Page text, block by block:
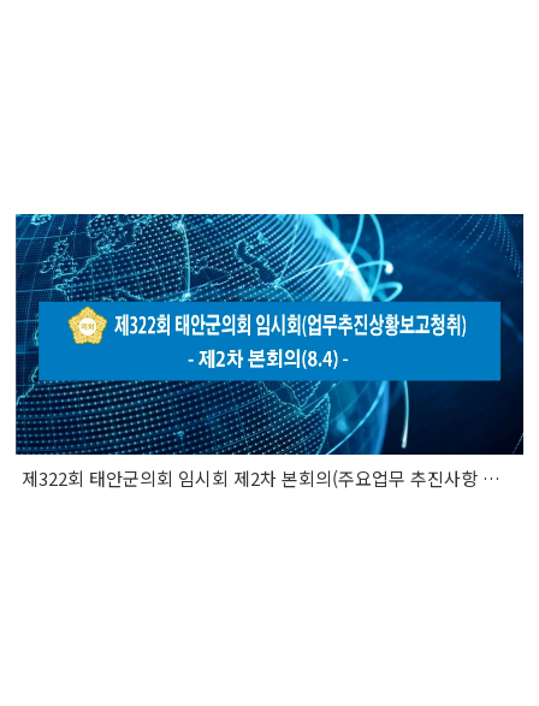
제322회 태안군의회 임시회 제2차 본회의(주요업무 추진사항 보고 청취)